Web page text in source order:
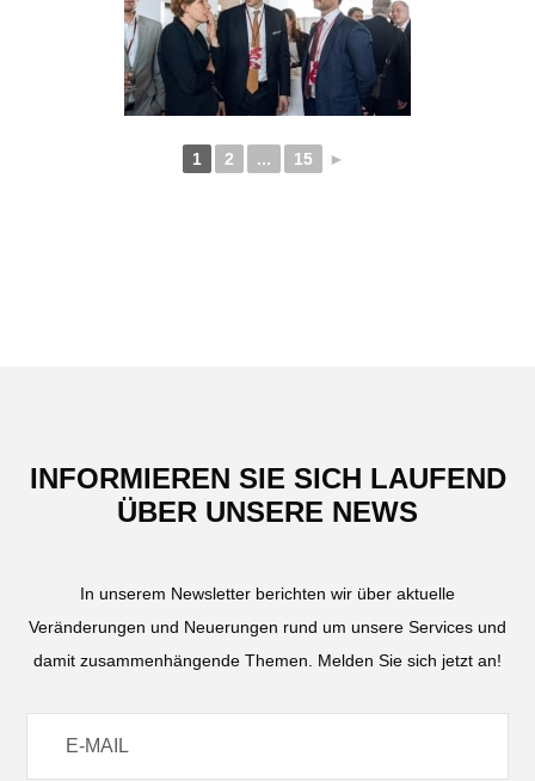
1 2 ... 15 ►
INFORMIEREN SIE SICH LAUFEND
ÜBER UNSERE NEWS
In unserem Newsletter berichten wir über aktuelle
Veränderungen und Neuerungen rund um unsere Services und
damit zusammenhängende Themen. Melden Sie sich jetzt an!